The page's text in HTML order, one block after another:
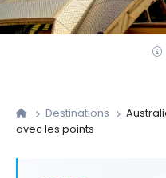
Destinations
Australie : Guide de voyage en Australie
avec les points